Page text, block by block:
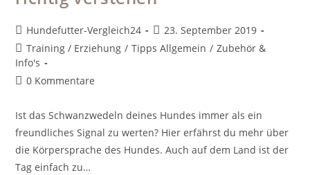
Beitrags-
Autor:
Hundefutter-Vergleich24
Beitrag
veröffentlicht:
23. September 2019
Beitrags-
Kategorie:
Training / Erziehung / Tipps Allgemein / Zubehör &
Info's
Beitrags-
0 Kommentare
Ist das Schwanzwedeln deines Hundes immer als ein
freundliches Signal zu werten? Hier erfährst du mehr über
die Körpersprache des Hundes. Auch auf dem Land ist der
Tag einfach zu…